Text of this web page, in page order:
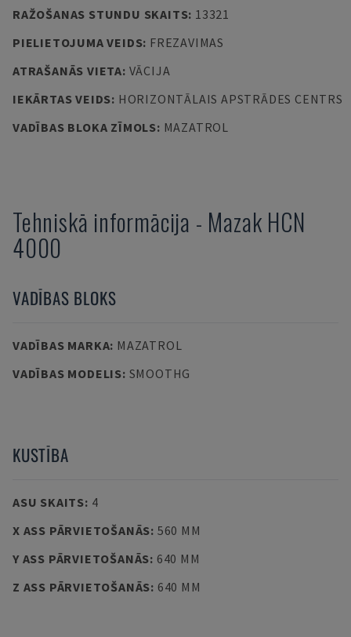
RAŽOŠANAS STUNDU SKAITS: 13321
PIELIETOJUMA VEIDS: FREZAVIMAS
ATRAŠANĀS VIETA: VĀCIJA
IEKĀRTAS VEIDS: HORIZONTĀLAIS APSTRĀDES CENTRS
VADĪBAS BLOKA ZĪMOLS: MAZATROL
Tehniskā informācija - Mazak HCN
4000
VADĪBAS BLOKS
VADĪBAS MARKA: MAZATROL
VADĪBAS MODELIS: SMOOTHG
KUSTĪBA
ASU SKAITS: 4
X ASS PĀRVIETOŠANĀS: 560 MM
Y ASS PĀRVIETOŠANĀS: 640 MM
Z ASS PĀRVIETOŠANĀS: 640 MM